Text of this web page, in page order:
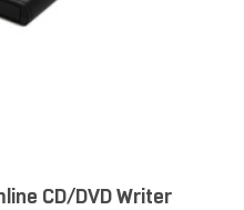
CD/DVD Writer